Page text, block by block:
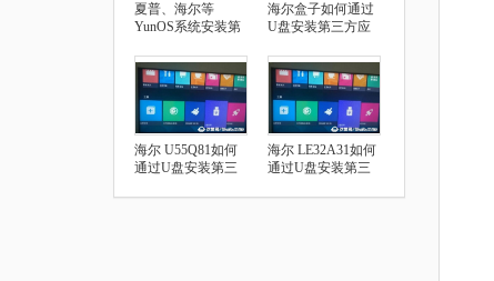
夏普、海尔等
YunOS系统安装第
海尔盒子如何通过
U盘安装第三方应
海尔 U55Q81如何
通过U盘安装第三
海尔 LE32A31如何
通过U盘安装第三